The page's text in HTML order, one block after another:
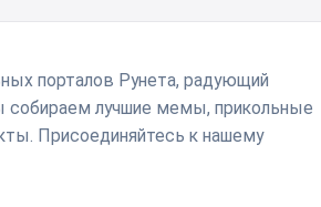
порталов Рунета, радующий
собираем лучшие мемы, прикольные
Присоединяйтесь к нашему